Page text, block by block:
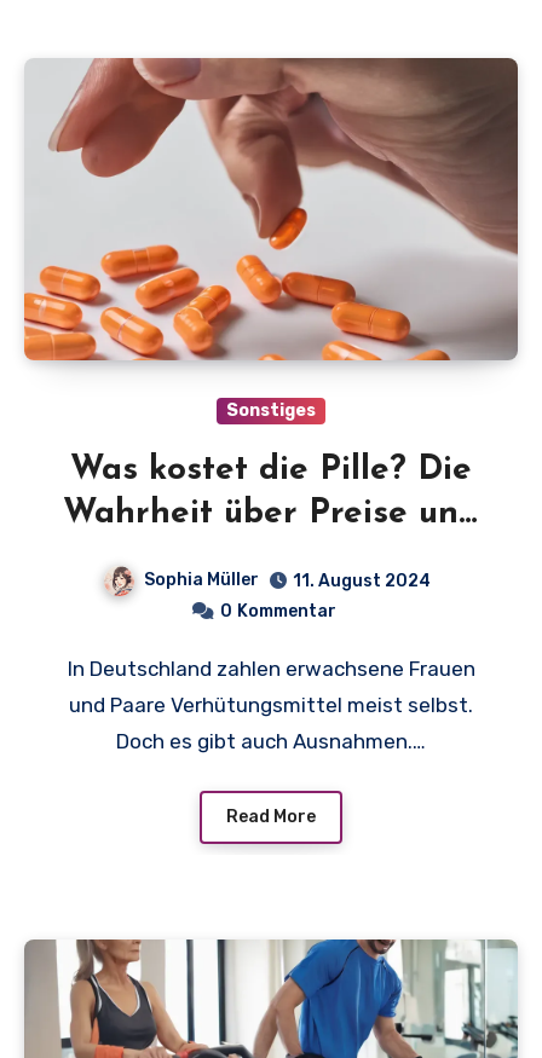
Sonstiges
Was kostet die Pille? Die
Wahrheit über Preise und
Kostenübernahme in
Deutschland
Sophia Müller
11. August 2024
0 Kommentar
In Deutschland zahlen erwachsene Frauen
und Paare Verhütungsmittel meist selbst.
Doch es gibt auch Ausnahmen.…
Read More